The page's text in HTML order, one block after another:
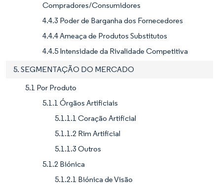
Compradores/Consumidores
4.4.3 Poder de Barganha dos Fornecedores
4.4.4 Ameaça de Produtos Substitutos
4.4.5 Intensidade da Rivalidade Competitiva
5. SEGMENTAÇÃO DO MERCADO
5.1 Por Produto
5.1.1 Órgãos Artificiais
5.1.1.1 Coração Artificial
5.1.1.2 Rim Artificial
5.1.1.3 Outros
5.1.2 Biónica
5.1.2.1 Biónica de Visão